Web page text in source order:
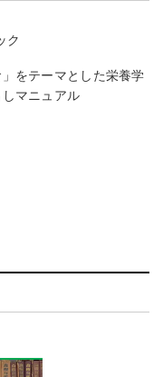
ク
をテーマとした栄養学
マニュアル